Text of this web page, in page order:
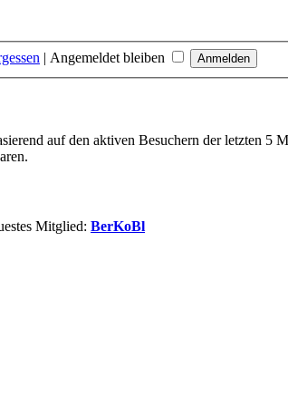
| Angemeldet bleiben
auf den aktiven Besuchern der letzten 5
Mitglied: BerKoBl